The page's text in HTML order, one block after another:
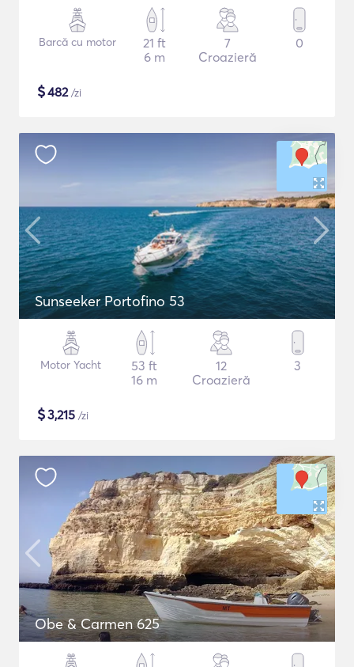
Barcă cu motor
21 ft
6 m
7
Croazieră
0
$482/zi
Sunseeker Portofino 53
Motor Yacht
53 ft
16 m
12
Croazieră
3
$3,215 /zi
Obe & Carmen 625